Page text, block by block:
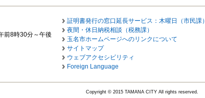
前8時30分～午後
証明書発行の窓口延長サービス：木曜日（市民課）
夜間・休日納税相談（税務課）
玉名市ホームページへのリンクについて
サイトマップ
ウェブアクセシビリティ
Foreign Language
Copyright © 2015 TAMANA CITY All rights reserved.